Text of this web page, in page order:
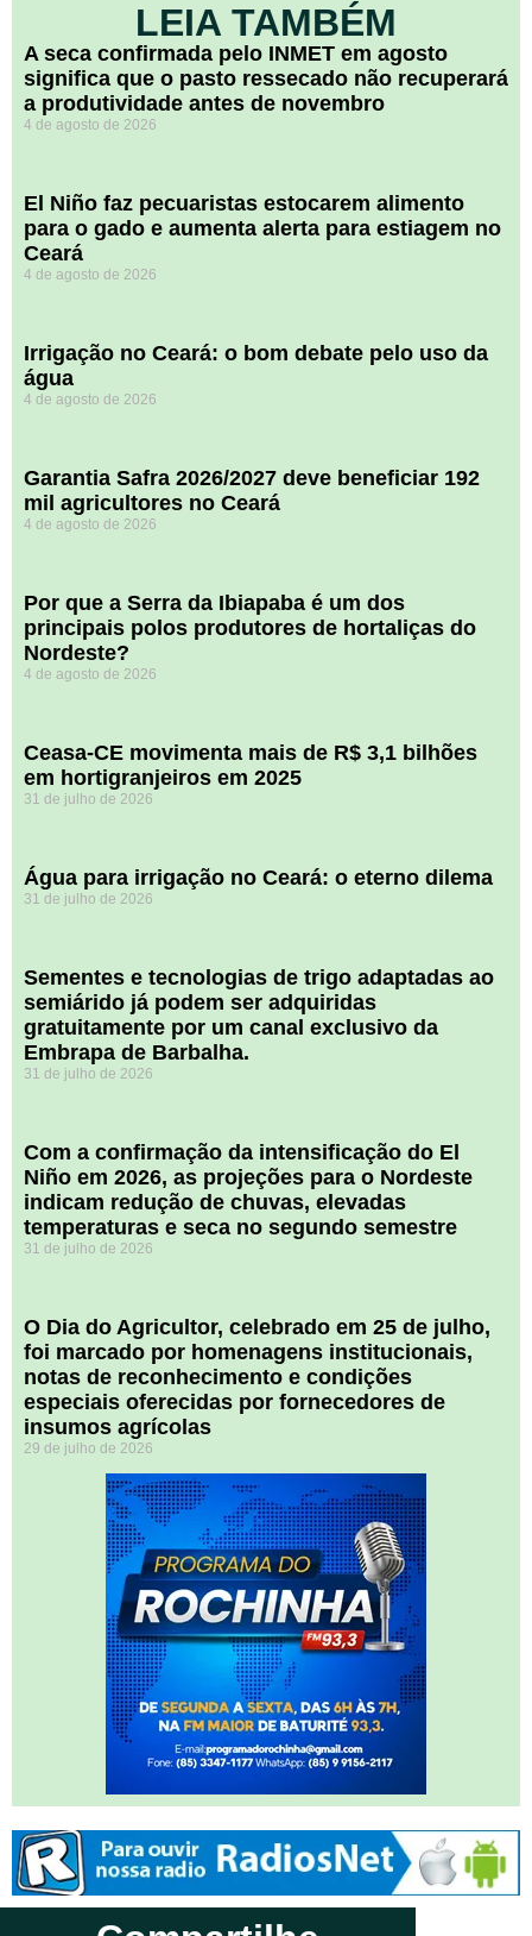
LEIA TAMBÉM
A seca confirmada pelo INMET em agosto
significa que o pasto ressecado não recuperará
a produtividade antes de novembro
4 de agosto de 2026
El Niño faz pecuaristas estocarem alimento
para o gado e aumenta alerta para estiagem no
Ceará
4 de agosto de 2026
Irrigação no Ceará: o bom debate pelo uso da
água
4 de agosto de 2026
Garantia Safra 2026/2027 deve beneficiar 192
mil agricultores no Ceará
4 de agosto de 2026
Por que a Serra da Ibiapaba é um dos
principais polos produtores de hortaliças do
Nordeste?
4 de agosto de 2026
Ceasa-CE movimenta mais de R$ 3,1 bilhões
em hortigranjeiros em 2025
31 de julho de 2026
Água para irrigação no Ceará: o eterno dilema
31 de julho de 2026
Sementes e tecnologias de trigo adaptadas ao
semiárido já podem ser adquiridas
gratuitamente por um canal exclusivo da
Embrapa de Barbalha.
31 de julho de 2026
Com a confirmação da intensificação do El
Niño em 2026, as projeções para o Nordeste
indicam redução de chuvas, elevadas
temperaturas e seca no segundo semestre
31 de julho de 2026
O Dia do Agricultor, celebrado em 25 de julho,
foi marcado por homenagens institucionais,
notas de reconhecimento e condições
especiais oferecidas por fornecedores de
insumos agrícolas
29 de julho de 2026